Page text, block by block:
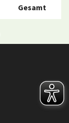
Gesamt